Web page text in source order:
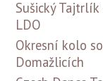
Sušický Tajtrlík
LDO
Okresní kolo
Domažlicích